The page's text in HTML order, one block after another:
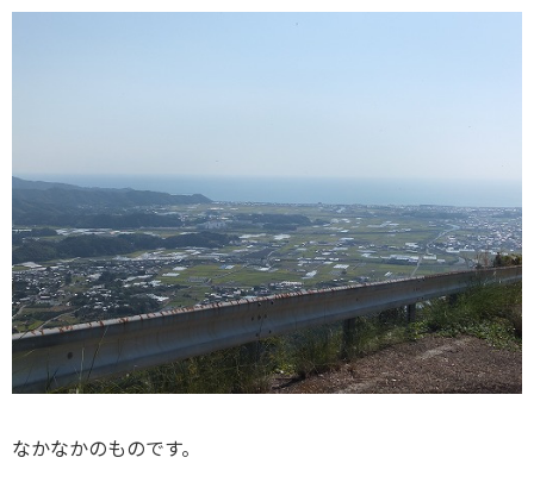
なかなかのものです。